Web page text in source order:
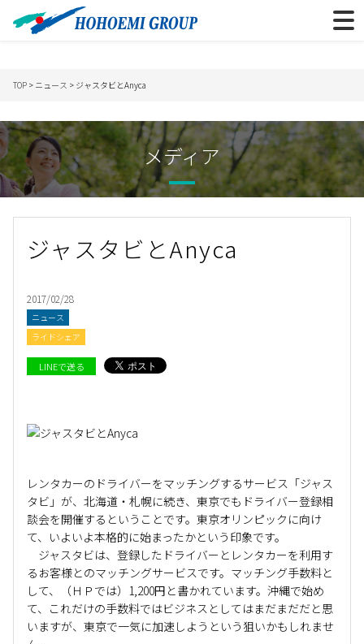
TOP > ニュース > ジャスタビとAnyca
メディア
ジャスタビとAnyca
2017/02/28
ニュース
ライドシェア
LINEで送る
レンタカーのドライバーをマッチングするサービス「ジャス
タビ」が、北海道・札幌に続き、東京でもドライバー登録相
談会を開催するということです。東京オリンピックに向け
て、いよいよ本格的に始まったかという印象です。
ジャスタビは、登録したドライバーとレンタカーを利用す
るお客様とのマッチングサービスです。マッチング手数料と
して、（ＨＰでは）1,200円と書かれています。沖縄で始め
て、これだけの手数料ではビジネスとしてはまだまだだと思
いますが、東京で一気に加速しようという狙いかもしれませ